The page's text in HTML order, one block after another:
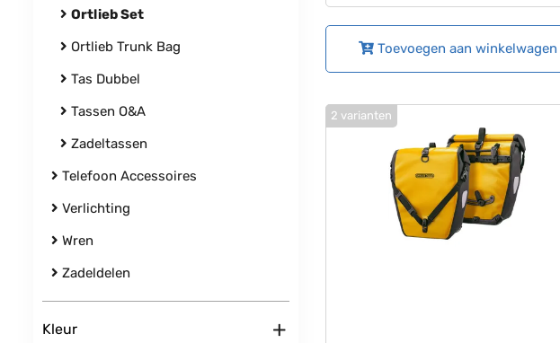
Ortlieb Set
Ortlieb Trunk Bag
Tas Dubbel
Tassen O&A
Zadeltassen
Telefoon Accessoires
Verlichting
Wren
Zadeldelen
Kleur +
Toevoegen aan winkelwagen
2 varianten